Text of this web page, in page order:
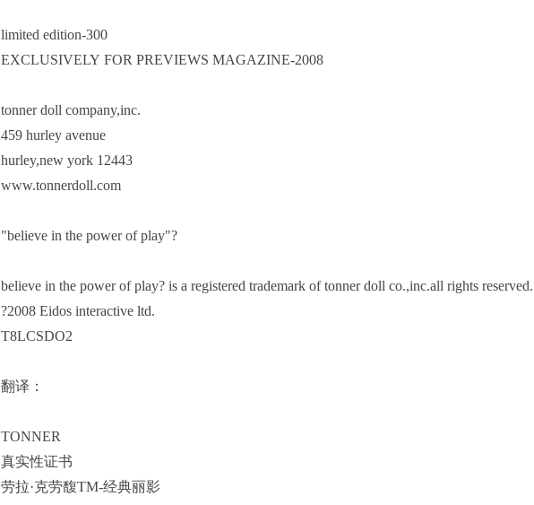
limited edition-300
EXCLUSIVELY FOR PREVIEWS MAGAZINE-2008
tonner doll company,inc.
459 hurley avenue
hurley,new york 12443
www.tonnerdoll.com
"believe in the power of play"?
believe in the power of play? is a registered trademark of tonner doll co.,inc.all rights reserved.
?2008 Eidos interactive ltd.
T8LCSDO2
翻译：
TONNER
真实性证书
劳拉·克劳馥TM-经典丽影